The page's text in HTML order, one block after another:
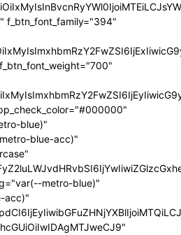
f_btn_font_family="394"
blue)"
blue-acc)"
metro-blue)"
acc)"